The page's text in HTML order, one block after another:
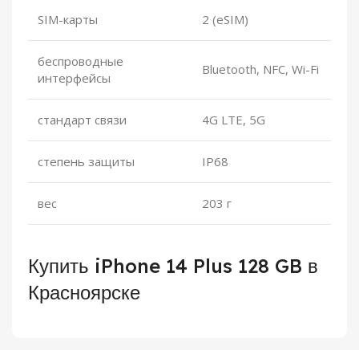
SIM-карты 2 (eSIM)
беспроводные
интерфейсы
Bluetooth, NFC, Wi-Fi
стандарт связи 4G LTE, 5G
степень защиты IP68
вес 203 г
Купить iPhone 14 Plus 128 GB в
Красноярске